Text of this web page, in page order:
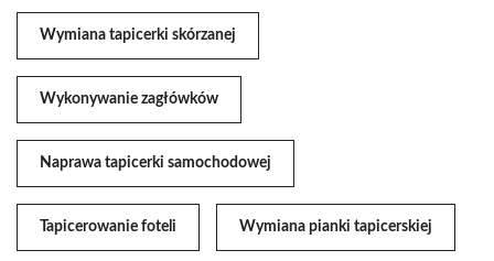
Wymiana tapicerki skórzanej
Wykonywanie zagłówków
Naprawa tapicerki samochodowej
Tapicerowanie foteli Wymiana pianki tapicerskiej